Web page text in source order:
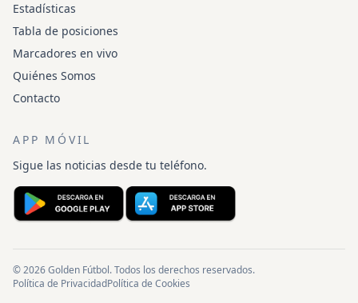
Estadísticas
Tabla de posiciones
Marcadores en vivo
Quiénes Somos
Contacto
APP MÓVIL
Sigue las noticias desde tu teléfono.
© 2026 Golden Fútbol. Todos los derechos reservados.
Política de PrivacidadPolítica de Cookies